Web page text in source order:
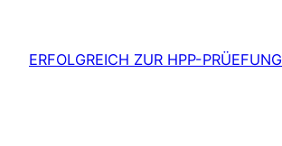
springen
ERFOLGREICH ZUR HPP-PRÜEFUNG